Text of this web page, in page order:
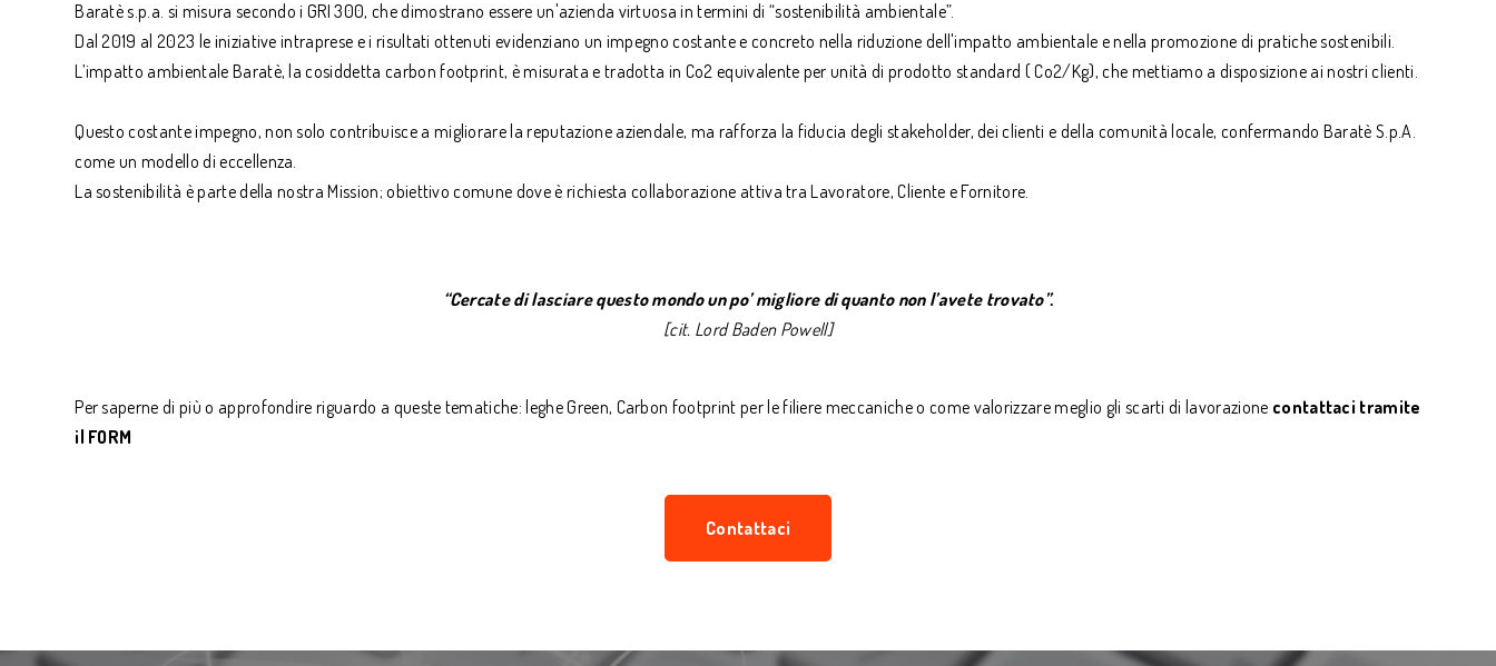
Baratè s.p.a. si misura secondo i GRI 300, che dimostrano essere un'azienda virtuosa in termini di “sostenibilità ambientale”.
Dal 2019 al 2023 le iniziative intraprese e i risultati ottenuti evidenziano un impegno costante e concreto nella riduzione dell'impatto ambientale e nella promozione di pratiche sostenibili.
L’impatto ambientale Baratè, la cosiddetta carbon footprint, è misurata e tradotta in Co2 equivalente per unità di prodotto standard ( Co2/Kg), che mettiamo a disposizione ai nostri clienti.
Questo costante impegno, non solo contribuisce a migliorare la reputazione aziendale, ma rafforza la fiducia degli stakeholder, dei clienti e della comunità locale, confermando Baratè S.p.A.
come un modello di eccellenza.
La sostenibilità è parte della nostra Mission; obiettivo comune dove è richiesta collaborazione attiva tra Lavoratore, Cliente e Fornitore.
“Cercate di lasciare questo mondo un po’ migliore di quanto non l’avete trovato”.
[cit. Lord Baden Powell]
Per saperne di più o approfondire riguardo a queste tematiche: leghe Green, Carbon footprint per le filiere meccaniche o come valorizzare meglio gli scarti di lavorazione contattaci tramite
il FORM
Contattaci